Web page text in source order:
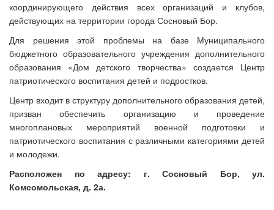
координирующего действия всех организаций и клубов,
действующих на территории города Сосновый Бор.
Для решения этой проблемы на базе Муниципального
бюджетного образовательного учреждения дополнительного
образования «Дом детского творчества» создается Центр
патриотического воспитания детей и подростков.
Центр входит в структуру дополнительного образования детей,
призван обеспечить организацию и проведение
многоплановых мероприятий военной подготовки и
патриотического воспитания с различными категориями детей
и молодежи.
Расположен по адресу: г. Сосновый Бор, ул.
Комсомольская, д. 2а.